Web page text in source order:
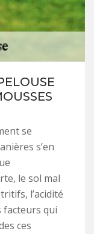
se
s’en
le sol mal
l’acidité
facteurs qui
ces